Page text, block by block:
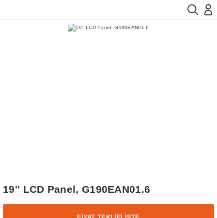
19'' LCD Panel, G190EAN01.6